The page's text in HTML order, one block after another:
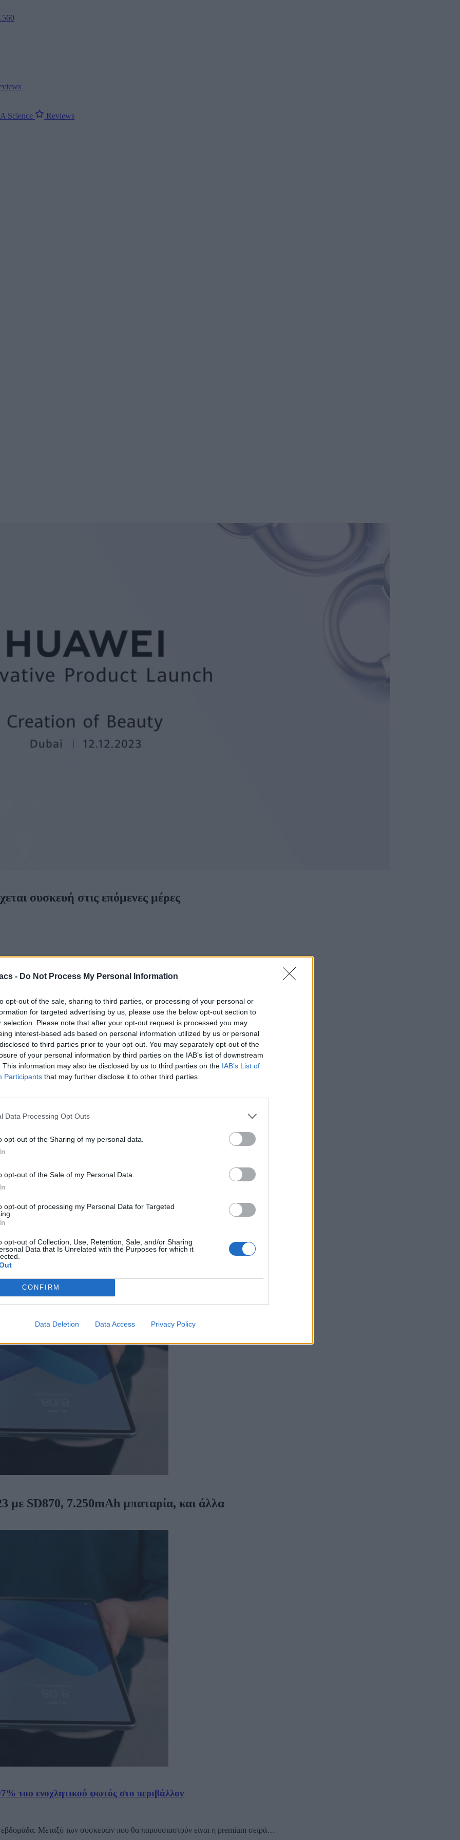
- Do Not Process My Personal Information
opt-out of the sale, sharing to third parties, or processing of your personal or
for targeted advertising by us, please use the below opt-out section to
selection. Please note that after your opt-out request is processed you may
interest-based ads based on personal information utilized by us or personal
to third parties prior to your opt-out. You may separately opt-out of the
of your personal information by third parties on the IAB’s list of downstream
This information may also be disclosed by us to third parties on the IAB’s List of
Participants that may further disclose it to other third parties.
Data Processing Opt Outs
opt-out of the Sharing of my personal data.
opt-out of the Sale of my Personal Data.
opt-out of processing my Personal Data for Targeted
opt-out of Collection, Use, Retention, Sale, and/or Sharing
Data that Is Unrelated with the Purposes for which it
CONFIRM
Data Deletion Data Access Privacy Policy
Science Reviews
συσκευή στις επόμενες μέρες
ανάγνωσης και γραφής που μοιάζει με χαρτί
SD870, 7.250mAh μπαταρία, και άλλα
του ενοχλητικού φωτός στο περιβάλλον
Μεταξύ των συσκευών που θα παρουσιαστούν είναι η premium σειρά…